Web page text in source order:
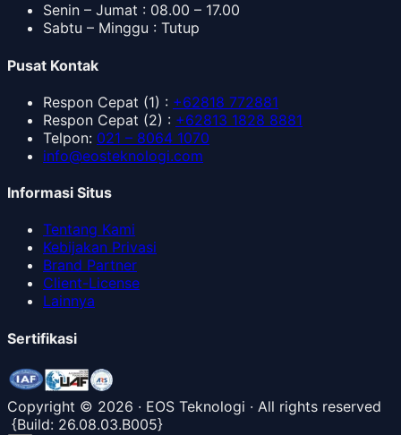
Senin – Jumat : 08.00 – 17.00
Sabtu – Minggu : Tutup
Pusat Kontak
Respon Cepat (1) : +62818 772881
Respon Cepat (2) : +62813 1828 8881
Telpon: 021 – 8064 1070
info@eosteknologi.com
Informasi Situs
Tentang Kami
Kebijakan Privasi
Brand Partner
Client-License
Lainnya
Sertifikasi
Copyright © 2026 · EOS Teknologi · All rights reserved
{Build: 26.08.03.B005}